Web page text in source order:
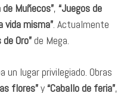
de Muñecos”, “Juegos de
vida misma” . Actualmente
de Oro”de Mega.
lugar privilegiado. Obras
flores”y“Caballo de feria”,